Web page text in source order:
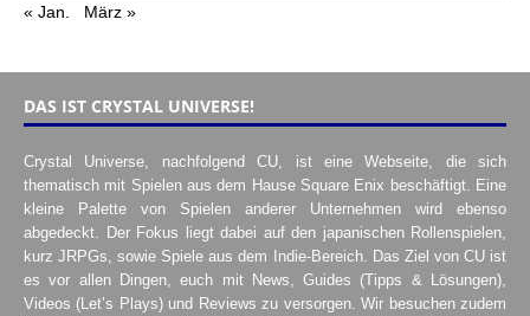
« Jan.
März »
DAS IST CRYSTAL UNIVERSE!
Crystal Universe, nachfolgend CU, ist eine Webseite, die sich
thematisch mit Spielen aus dem Hause Square Enix beschäftigt. Eine
kleine Palette von Spielen anderer Unternehmen wird ebenso
abgedeckt. Der Fokus liegt dabei auf den japanischen Rollenspielen,
kurz JRPGs, sowie Spiele aus dem Indie-Bereich. Das Ziel von CU ist
es vor allen Dingen, euch mit News, Guides (Tipps & Lösungen),
Videos (Let’s Plays) und Reviews zu versorgen. Wir besuchen zudem